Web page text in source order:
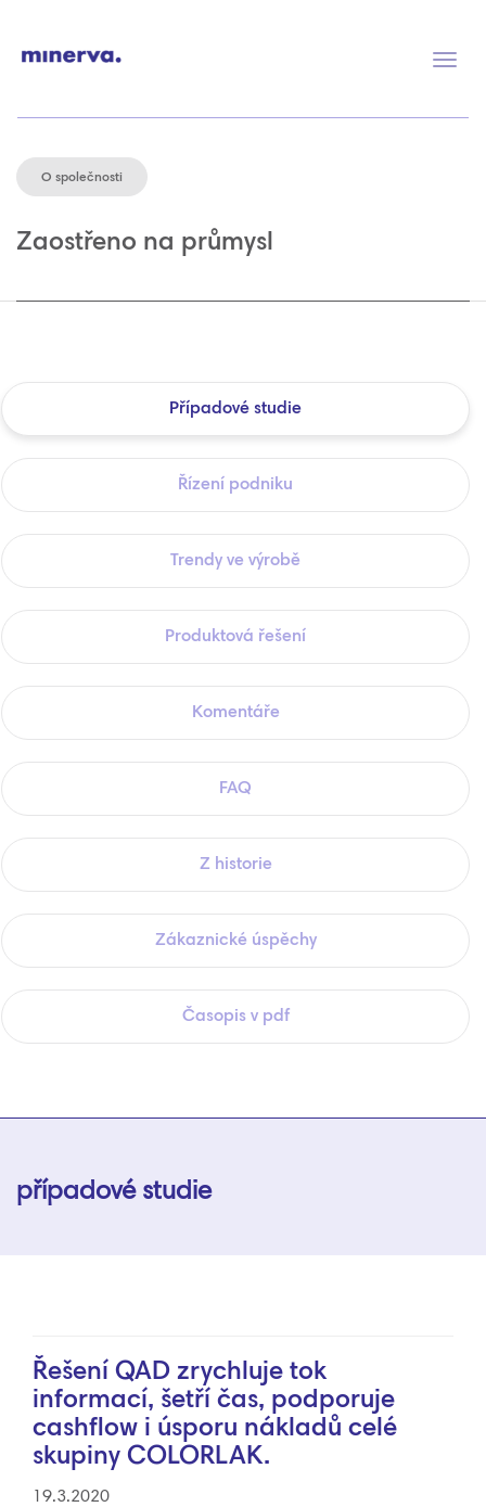
O společnosti
Zaostřeno na průmysl
Případové studie
Řízení podniku
Trendy ve výrobě
Produktová řešení
Komentáře
FAQ
Z historie
Zákaznické úspěchy
Časopis v pdf
případové studie
Řešení QAD zrychluje tok
informací, šetří čas, podporuje
cashflow i úsporu nákladů celé
skupiny COLORLAK.
19.3.2020